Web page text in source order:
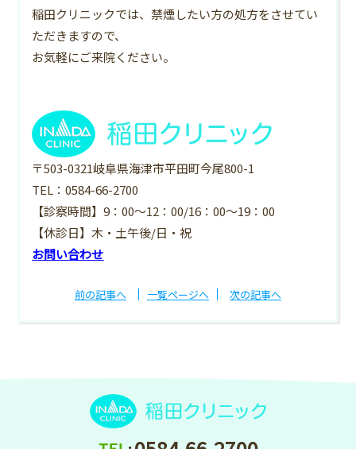
稲田クリニックでは、禁煙したい方の処方をさせてい
ただきますので、
お気軽にご来院ください。
〒503-0321岐阜県海津市平田町今尾800-1
TEL：0584-66-2700
【診察時間】9：00～12：00/16：00～19：00
【休診日】木・土午後/日・祝
お問い合わせ
前の記事へ 一覧ページへ 次の記事へ